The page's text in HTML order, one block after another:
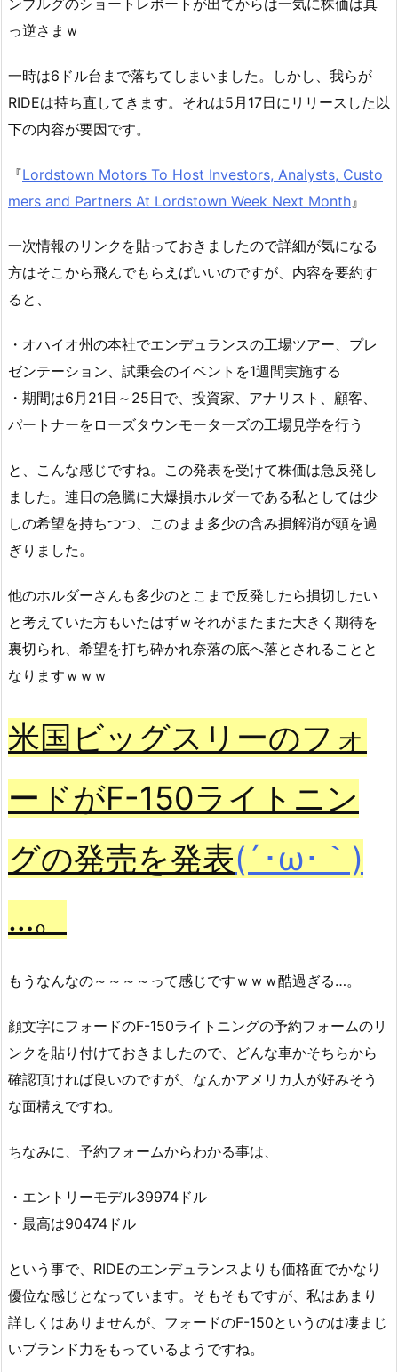
ンブルグのショートレポートが出てからは一気に株価は真
っ逆さまｗ
一時は6ドル台まで落ちてしまいました。しかし、我らが
RIDEは持ち直してきます。それは5月17日にリリースした以
下の内容が要因です。
『Lordstown Motors To Host Investors, Analysts, Custo
mers and Partners At Lordstown Week Next Month 』
一次情報のリンクを貼っておきましたので詳細が気になる
方はそこから飛んでもらえばいいのですが、内容を要約す
ると、
・オハイオ州の本社でエンデュランスの工場ツアー、プレ
ゼンテーション、試乗会のイベントを1週間実施する
・期間は6月21日～25日で、投資家、アナリスト、顧客、
パートナーをローズタウンモーターズの工場見学を行う
と、こんな感じですね。この発表を受けて株価は急反発し
ました。連日の急騰に大爆損ホルダーである私としては少
しの希望を持ちつつ、このまま多少の含み損解消が頭を過
ぎりました。
他のホルダーさんも多少のとこまで反発したら損切したい
と考えていた方もいたはずｗそれがまたまた大きく期待を
裏切られ、希望を打ち砕かれ奈落の底へ落とされることと
なりますｗｗｗ
米国ビッグスリーのフォ
ードがF-150ライトニン
グの発売を発表(´･ω･｀)
…。
もうなんなの～～～～って感じですｗｗｗ酷過ぎる…。
顔文字にフォードのF-150ライトニングの予約フォームのリ
ンクを貼り付けておきましたので、どんな車かそちらから
確認頂ければ良いのですが、なんかアメリカ人が好みそう
な面構えですね。
ちなみに、予約フォームからわかる事は、
・エントリーモデル39974ドル
・最高は90474ドル
という事で、RIDEのエンデュランスよりも価格面でかなり
優位な感じとなっています。そもそもですが、私はあまり
詳しくはありませんが、フォードのF-150というのは凄まじ
いブランド力をもっているようですね。